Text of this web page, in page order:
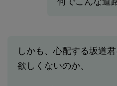
しかも、心配する坂道
欲しくないのか、